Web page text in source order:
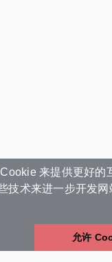
来提供更好的
技术来进一步开发网
允许